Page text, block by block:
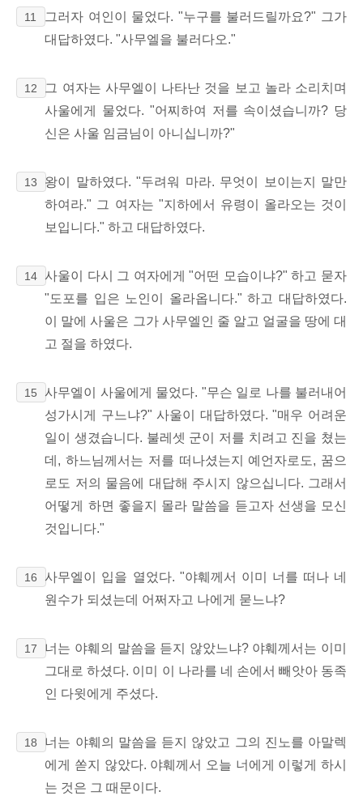
11
그러자 여인이 물었다. "누구를 불러드릴까요?" 그가
대답하였다. "사무엘을 불러다오."
12
그 여자는 사무엘이 나타난 것을 보고 놀라 소리치며
사울에게 물었다. "어찌하여 저를 속이셨습니까? 당
신은 사울 임금님이 아니십니까?"
13
왕이 말하였다. "두려워 마라. 무엇이 보이는지 말만
하여라." 그 여자는 "지하에서 유령이 올라오는 것이
보입니다." 하고 대답하였다.
14
사울이 다시 그 여자에게 "어떤 모습이냐?" 하고 묻자
"도포를 입은 노인이 올라옵니다." 하고 대답하였다.
이 말에 사울은 그가 사무엘인 줄 알고 얼굴을 땅에 대
고 절을 하였다.
15
사무엘이 사울에게 물었다. "무슨 일로 나를 불러내어
성가시게 구느냐?" 사울이 대답하였다. "매우 어려운
일이 생겼습니다. 불레셋 군이 저를 치려고 진을 쳤는
데, 하느님께서는 저를 떠나셨는지 예언자로도, 꿈으
로도 저의 물음에 대답해 주시지 않으십니다. 그래서
어떻게 하면 좋을지 몰라 말씀을 듣고자 선생을 모신
것입니다."
16
사무엘이 입을 열었다. "야훼께서 이미 너를 떠나 네
원수가 되셨는데 어쩌자고 나에게 묻느냐?
17
너는 야훼의 말씀을 듣지 않았느냐? 야훼께서는 이미
그대로 하셨다. 이미 이 나라를 네 손에서 빼앗아 동족
인 다윗에게 주셨다.
18
너는 야훼의 말씀을 듣지 않았고 그의 진노를 아말렉
에게 쏟지 않았다. 야훼께서 오늘 너에게 이렇게 하시
는 것은 그 때문이다.